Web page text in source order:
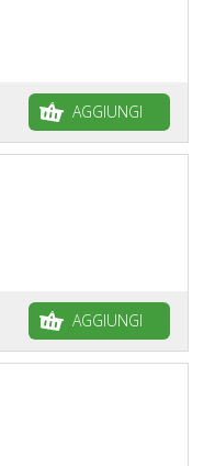
AGGIUNGI
AGGIUNGI